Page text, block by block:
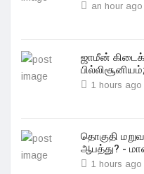
an hour ago
ஜாமீன்
1 hours ago
தொகுதி
ஆபத்து? -
1 hours ago